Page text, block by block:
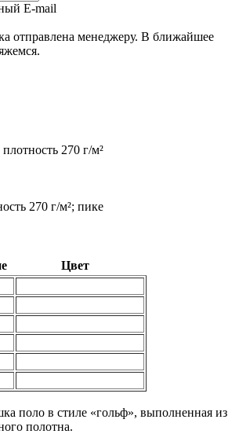
E-mail
отправлена менеджеру. В ближайшее
270 г/м²
270 г/м²; пике
Цвет
поло в стиле «гольф», выполненная из
полотна.